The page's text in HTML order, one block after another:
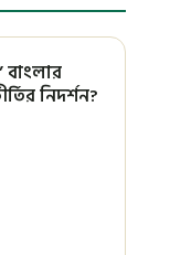
বাংলার
নিদর্শন?